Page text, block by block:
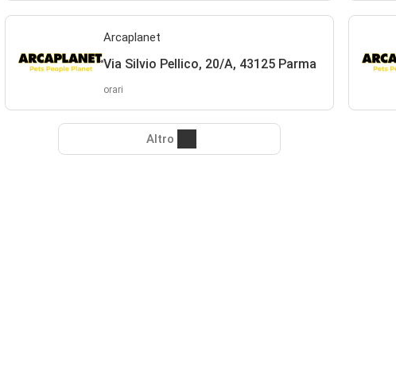
Arcaplanet
Via Silvio Pellico, 20/A, 43125 Parma
orari
Altro